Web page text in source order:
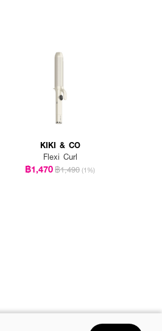
KIKI & CO
Flexi Curl
฿1,470฿1,490 (1%)